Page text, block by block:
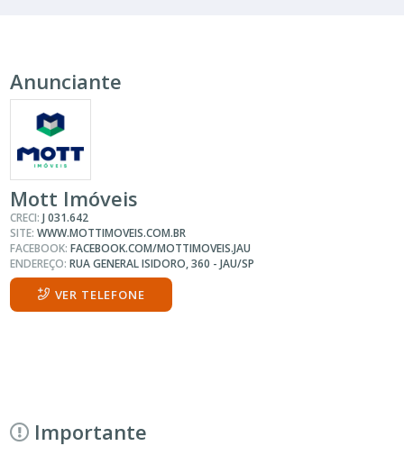
Anunciante
Mott Imóveis
CRECI:J 031.642
SITE:WWW.MOTTIMOVEIS.COM.BR
FACEBOOK:FACEBOOK.COM/MOTTIMOVEIS.JAU
ENDEREÇO:RUA GENERAL ISIDORO, 360 - JAU/SP
VER TELEFONE
Importante